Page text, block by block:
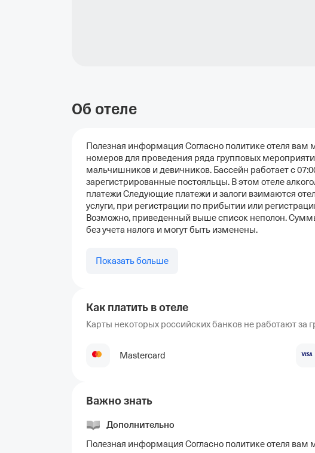
Об отеле
Полезная информация Согласно политике отеля вам
номеров для проведения ряда групповых
мальчишников и девичников. Бассейн работает с
зарегистрированные постояльцы. В этом отеле
платежи Следующие платежи и залоги взимаются
услуги, при регистрации по прибытии или
Возможно, приведенный выше список неполон.
без учета налога и могут быть изменены.
Показать больше
Как платить в отеле
Карты некоторых российских банков не работают за
Mastercard
Важно знать
Дополнительно
Полезная информация Согласно политике отеля вам